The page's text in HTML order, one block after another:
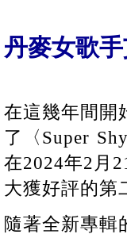
丹麥女歌
在這幾年間開
了〈Super
在2024年2月
大獲好評的第
隨著全新專輯